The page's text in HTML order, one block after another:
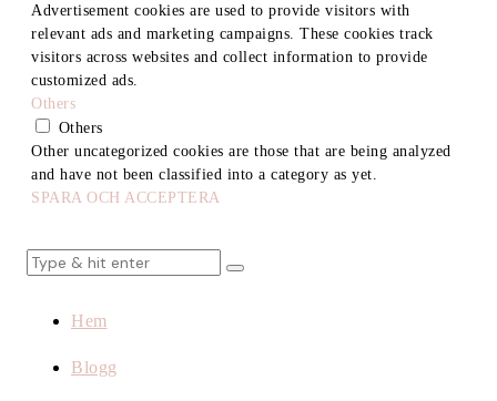
Advertisement cookies are used to provide visitors with
relevant ads and marketing campaigns. These cookies track
visitors across websites and collect information to provide
customized ads.
Others
Others
Other uncategorized cookies are those that are being analyzed
and have not been classified into a category as yet.
SPARA OCH ACCEPTERA
Hem
Blogg